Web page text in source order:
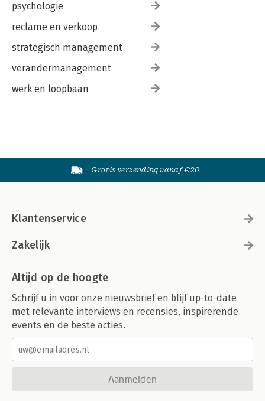
psychologie
reclame en verkoop
strategisch management
verandermanagement
werk en loopbaan
Gratis verzending vanaf €20
Klantenservice
Zakelijk
Altijd op de hoogte
Schrijf u in voor onze nieuwsbrief en blijf up-to-date
met relevante interviews en recensies, inspirerende
events en de beste acties.
Aanmelden